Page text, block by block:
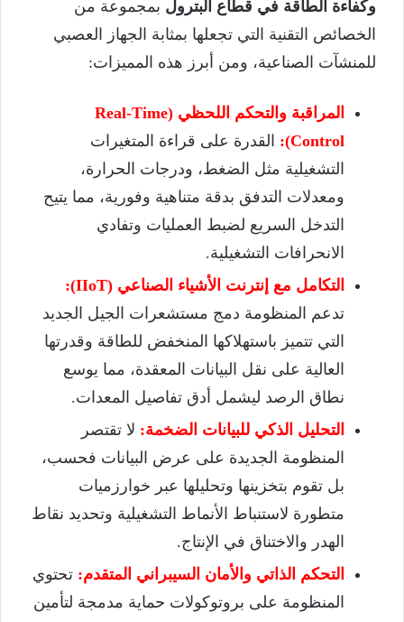
وكفاءة الطاقة في قطاع البترول بمجموعة من
الخصائص التقنية التي تجعلها بمثابة الجهاز العصبي
للمنشآت الصناعية، ومن أبرز هذه المميزات:
المراقبة والتحكم اللحظي (Real-Time
Control):
القدرة على قراءة المتغيرات
التشغيلية مثل الضغط، ودرجات الحرارة،
ومعدلات التدفق بدقة متناهية وفورية، مما يتيح
التدخل السريع لضبط العمليات وتفادي
الانحرافات التشغيلية.
التكامل مع إنترنت الأشياء الصناعي (IIoT):
تدعم المنظومة دمج مستشعرات الجيل الجديد
التي تتميز باستهلاكها المنخفض للطاقة وقدرتها
العالية على نقل البيانات المعقدة، مما يوسع
نطاق الرصد ليشمل أدق تفاصيل المعدات.
التحليل الذكي للبيانات الضخمة: لا تقتصر
المنظومة الجديدة على عرض البيانات فحسب،
بل تقوم بتخزينها وتحليلها عبر خوارزميات
متطورة لاستنباط الأنماط التشغيلية وتحديد نقاط
الهدر والاختناق في الإنتاج.
التحكم الذاتي والأمان السيبراني المتقدم: تحتوي
المنظومة على بروتوكولات حماية مدمجة لتأمين